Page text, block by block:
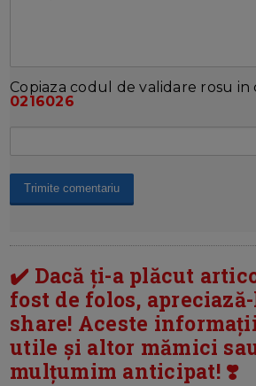
Copiaza codul de validare rosu in
0216026
✔️ Dacă ți-a plăcut
fost de folos,
share! Aceste
utile și altor mămici
mulțumim anticipat! ❣️